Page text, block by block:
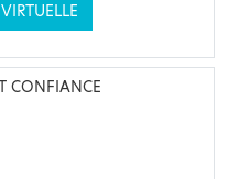
CONFIANCE